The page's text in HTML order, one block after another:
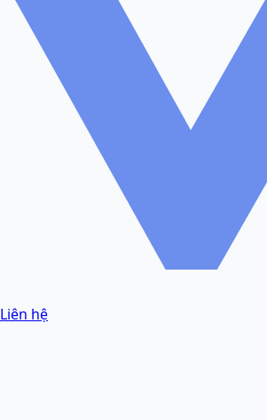
Liên hệ